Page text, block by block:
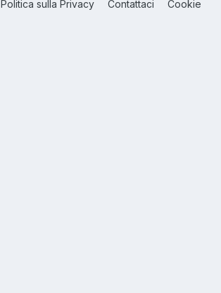
Politica sulla Privacy Contattaci Cookie